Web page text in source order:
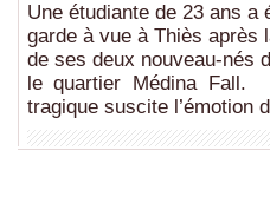
Une étudiante de 23 ans a
garde à vue à Thiès après
de ses deux nouveau-nés
le quartier Médina Fall.
tragique suscite l’émotion